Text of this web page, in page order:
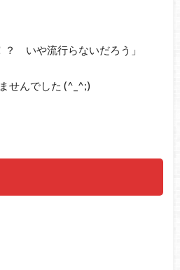
？ いや流行らないだろう」
せんでした (^_^;)